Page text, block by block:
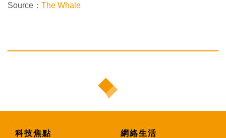
Source： The Whale
科技焦點 網絡生活